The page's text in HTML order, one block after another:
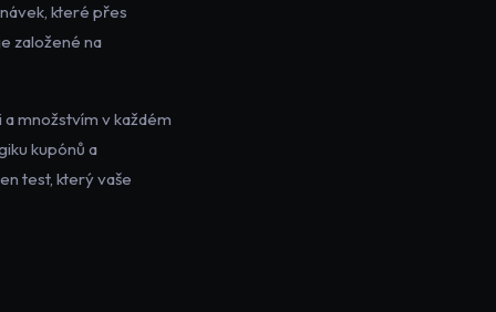
které přes
založené na
množstvím v každém
kupónů a
test, který vaše